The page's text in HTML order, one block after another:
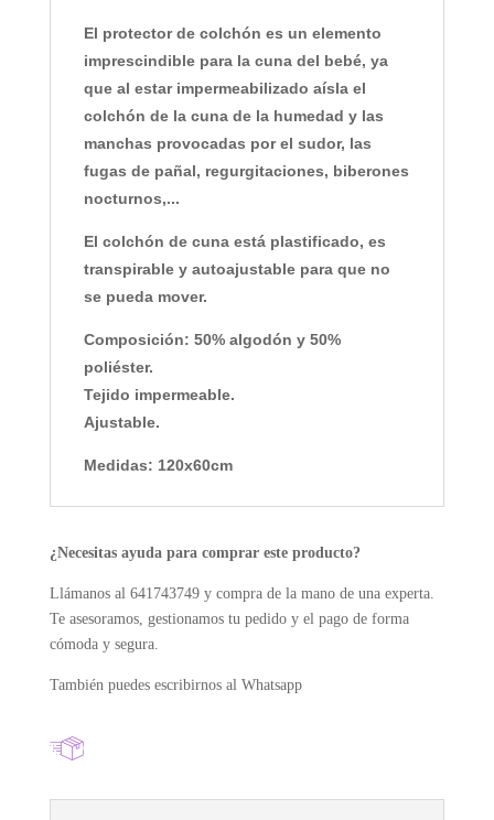
El protector de colchón es un elemento
imprescindible para la cuna del bebé, ya
que al estar impermeabilizado aísla el
colchón de la cuna de la humedad y las
manchas provocadas por el sudor, las
fugas de pañal, regurgitaciones, biberones
nocturnos,...
El colchón de cuna está plastificado, es
transpirable y autoajustable para que no
se pueda mover.
Composición: 50% algodón y 50%
poliéster.
Tejido impermeable.
Ajustable.
Medidas: 120x60cm
¿Necesitas ayuda para comprar este producto?
Llámanos al 641743749 y compra de la mano de una experta.
Te asesoramos, gestionamos tu pedido y el pago de forma
cómoda y segura.
También puedes escribirnos al Whatsapp